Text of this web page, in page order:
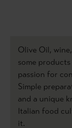
Olive Oil,
some
passion for
Simple
and a unique
Italian food
it.